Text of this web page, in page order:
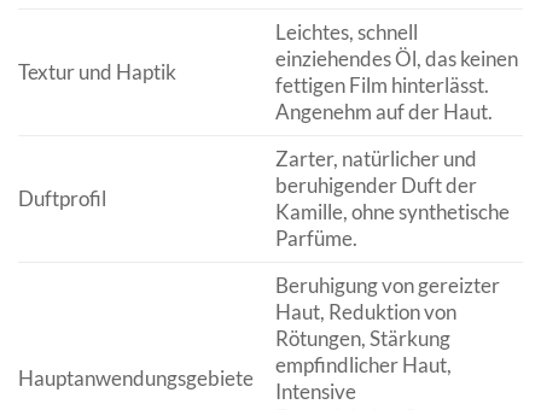
Textur und Haptik
Leichtes, schnell
einziehendes Öl, das keinen
fettigen Film hinterlässt.
Angenehm auf der Haut.
Duftprofil
Zarter, natürlicher und
beruhigender Duft der
Kamille, ohne synthetische
Parfüme.
Hauptanwendungsgebiete
Beruhigung von gereizter
Haut, Reduktion von
Rötungen, Stärkung
empfindlicher Haut,
Intensive